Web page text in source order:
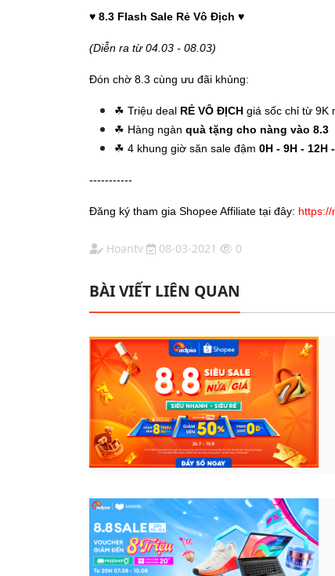
♥️ 8.3 Flash Sale Rẻ Vô Địch ♥️
(Diễn ra từ 04.03 - 08.03)
Đón chờ 8.3 cùng ưu đãi khủng:
☘ Triệu deal RẺ VÔ ĐỊCH giá sốc chỉ từ 9K
☘ Hàng ngàn quà tặng cho nàng vào 8.3
☘ 4 khung giờ săn sale đậm 0H - 9H - 12H
-----------
Đăng ký tham gia Shopee Affiliate tại đây:
Hoantv 08-03-2021 0
BÀI VIẾT LIÊN QUAN